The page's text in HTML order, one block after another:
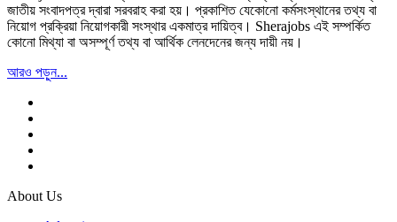
জাতীয় সংবাদপত্র দ্বারা সরবরাহ করা হয়। প্রকাশিত যেকোনো কর্মসংস্থানের তথ্য বা
নিয়োগ প্রক্রিয়া নিয়োগকারী সংস্থার একমাত্র দায়িত্ব। Sherajobs এই সম্পর্কিত
কোনো মিথ্যা বা অসম্পূর্ণ তথ্য বা আর্থিক লেনদেনের জন্য দায়ী নয়।
আরও পড়ুন...
About Us